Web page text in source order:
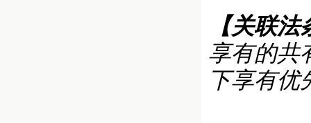
【关联法
享有的共
下享有优